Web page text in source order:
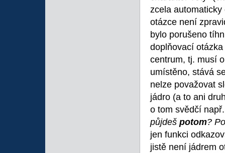
zcela
otázce není
bylo porušeno
doplňovací
centrum, tj. musí
umístěno, stává
nelze považovat
jádro (a to ani
o tom svědčí
půjdeš potom?
jen funkci
jistě není jádrem